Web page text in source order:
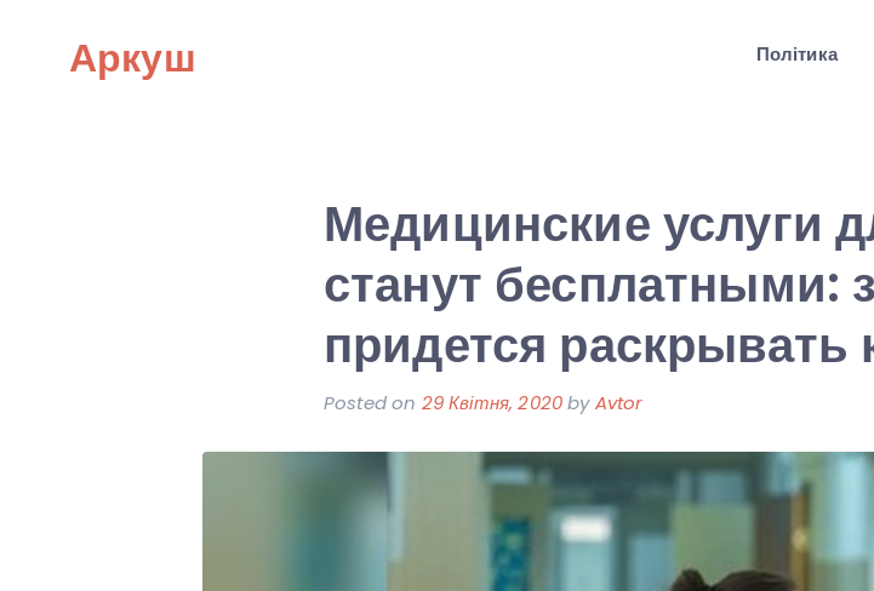
Аркуш Політика
Медицинские услуги
станут бесплатными:
придется раскрывать
Posted on 29 Квітня, 2020byAvtor